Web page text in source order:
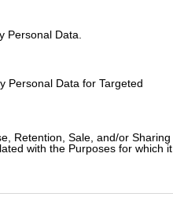
Personal Data.
Personal Data for Targeted
Retention, Sale, and/or Sharing
with the Purposes for which it